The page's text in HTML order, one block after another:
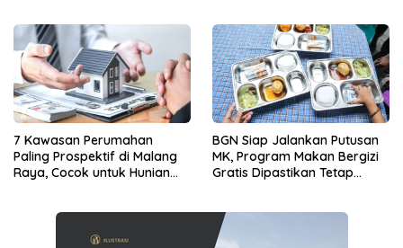
7 Kawasan Perumahan
Paling Prospektif di Malang
Raya, Cocok untuk Hunian
BGN Siap Jalankan Putusan
MK, Program Makan Bergizi
Gratis Dipastikan Tetap